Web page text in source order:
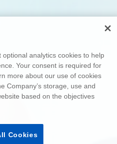
analytics cookies to help
Your consent is required for
more about our use of cookies
Company’s storage, use and
based on the objectives
Cookies